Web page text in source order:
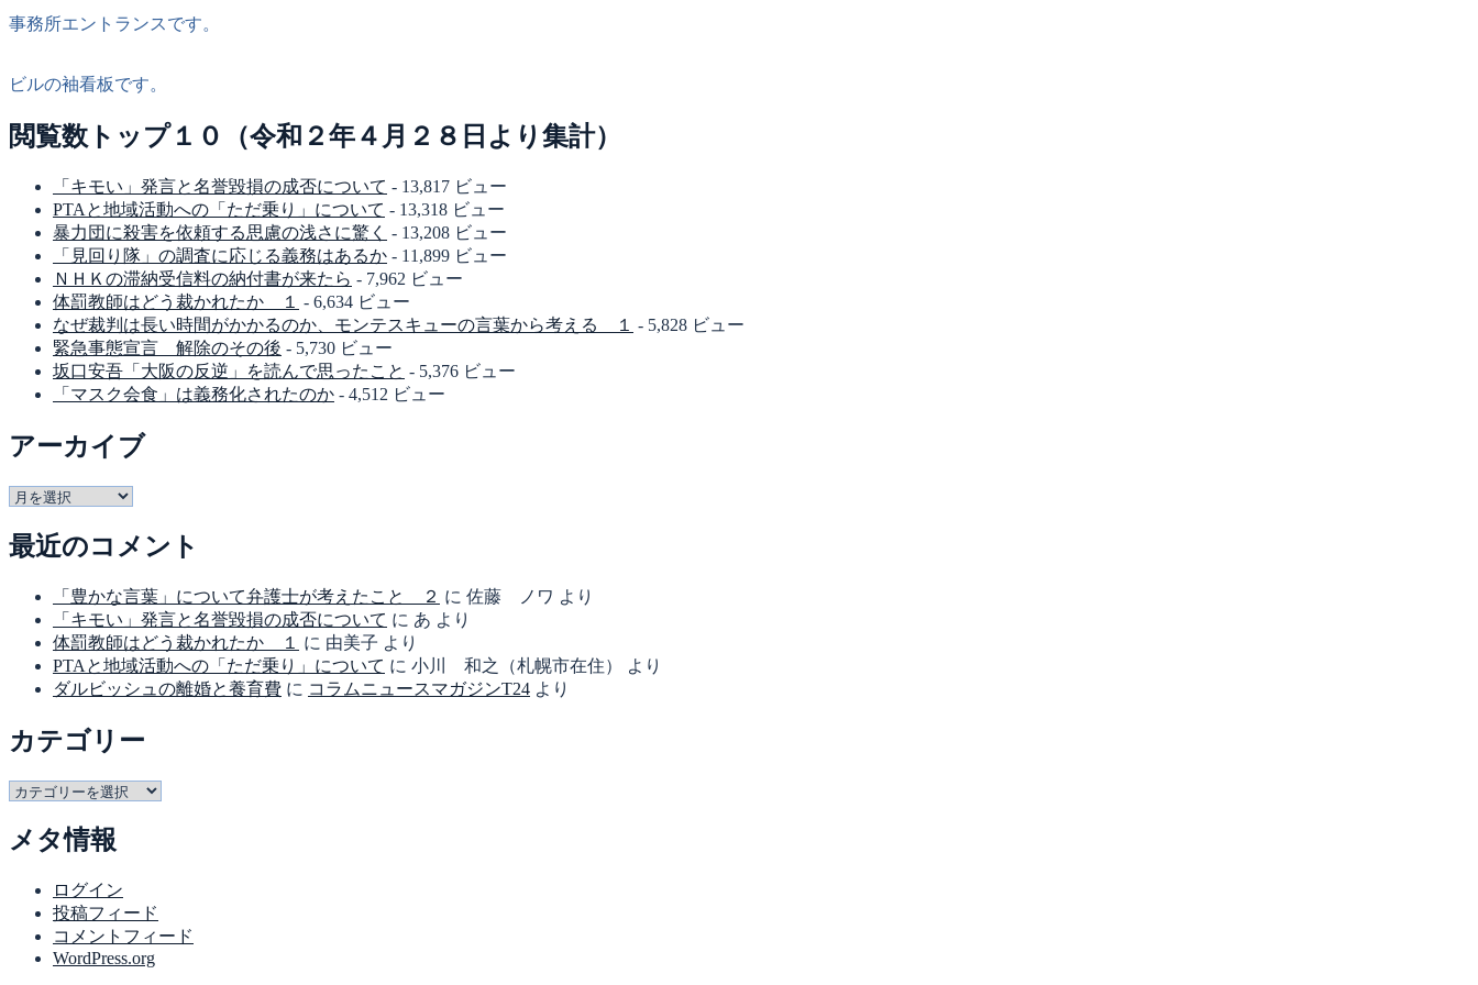
事務所エントランスです。
ビルの袖看板です。
閲覧数トップ１０（令和２年４月２８日より集計）
「キモい」発言と名誉毀損の成否について - 13,817 ビュー
PTAと地域活動への「ただ乗り」について - 13,318 ビュー
暴力団に殺害を依頼する思慮の浅さに驚く - 13,208 ビュー
「見回り隊」の調査に応じる義務はあるか - 11,899 ビュー
ＮＨＫの滞納受信料の納付書が来たら - 7,962 ビュー
体罰教師はどう裁かれたか １
- 6,634 ビュー
なぜ裁判は長い時間がかかるのか、モンテスキューの言葉から考える １
- 5,828 ビュー
緊急事態宣言 解除のその後 - 5,730 ビュー
坂口安吾「大阪の反逆」を読んで思ったこと - 5,376 ビュー
「マスク会食」は義務化されたのか - 4,512 ビュー
アーカイブ
ア
カ
イ
最近のコメント
「豊かな言葉」について弁護士が考えたこと ２ に 佐藤 ノワ より
「キモい」発言と名誉毀損の成否について に あ より
体罰教師はどう裁かれたか １
に 由美子 より
PTAと地域活動への「ただ乗り」について に 小川 和之（札幌市在住）
より
ダルビッシュの離婚と養育費 に コラムニュースマガジンT24 より
カテゴリー
カ
ゴ
メタ情報
ログイン
投稿フィード
コメントフィード
WordPress.org